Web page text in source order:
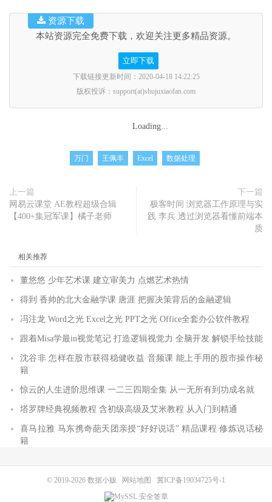
本站资源完全免费下载，欢迎关注更多精品资源。
立即下载
下载链接更新时间：2020-04-18 14:22:25
版权投诉：support(at)shujuxiaofan.com
资源下载
Loading...
万门 王佩丰 Excel 数据处理
上一篇
网易云课堂 AE教程超级合辑
【400+集冠军课】橘子老师
下一篇
极客时间 浏览器工作原理与实
践 李兵 透过浏览器看懂前端本
质
相关推荐
董悠悠 少年艺术课 建立审美力 点燃艺术热情
得到 香帅的北大金融学课 唐涯 把握决策背后的金融逻辑
冯注龙 Word之光 Excel之光 PPT之光 Office全套办公软件教程
跟着Misa学最in视觉笔记 打造逻辑视觉力 全脑开发 解锁手绘技能
沈谷非 怎样在股市获得稳健收益 音频课 能上手用的股市操作秘
籍
惊云的人生进阶思维课 一二三四期全集 从一无所有到功成名就
塔罗牌经典视频教程 含初级高级及艾米教程 从入门到精通
喜马拉雅 马东携奇葩天团亲授“好好说话” 精品课程 修炼说话秘
籍
© 2019-2026 数据小贩 网站地图 冀ICP备19034725号-1